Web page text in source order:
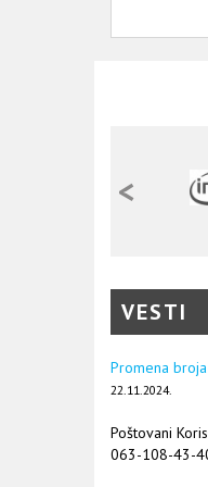
<
VESTI
Promena
22.11.2024.
Poštovani
063-108-43-